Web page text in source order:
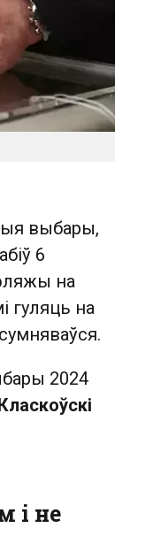
выбары,
6
на
гуляць на
2024
і не